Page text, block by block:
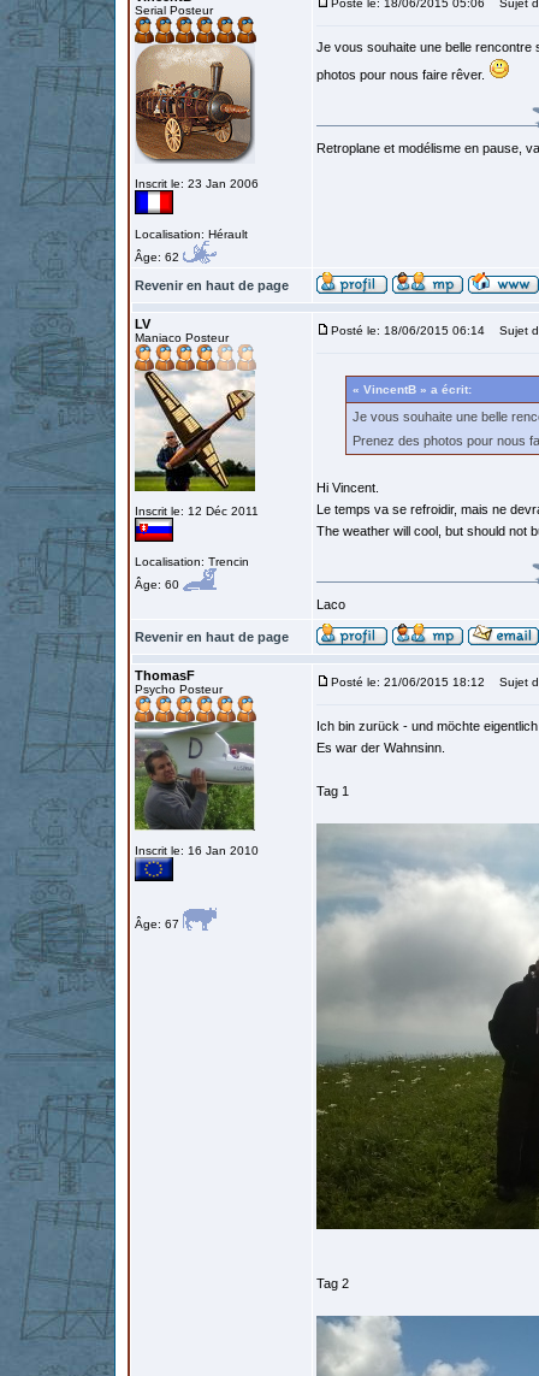
Serial Posteur
Inscrit le: 23 Jan 2006
Localisation: Hérault
Âge: 62
Posté le: 18/06/2015 05:06 Sujet
Je vous souhaite une belle
photos pour nous faire rêver.
Retroplane et modélisme en pause,
Revenir en haut de page
LV
Maniaco Posteur
Inscrit le: 12 Déc 2011
Localisation: Trencin
Âge: 60
Posté le: 18/06/2015 06:14 Sujet
« VincentB » a écrit:
Je vous souhaite une belle
Prenez des photos pour nous
Hi Vincent.
Le temps va se refroidir, mais ne
The weather will cool, but should not
Laco
Revenir en haut de page
ThomasF
Psycho Posteur
Inscrit le: 16 Jan 2010
Âge: 67
Posté le: 21/06/2015 18:12 Sujet
Ich bin zurück - und möchte
Es war der Wahnsinn.
Tag 1
Tag 2